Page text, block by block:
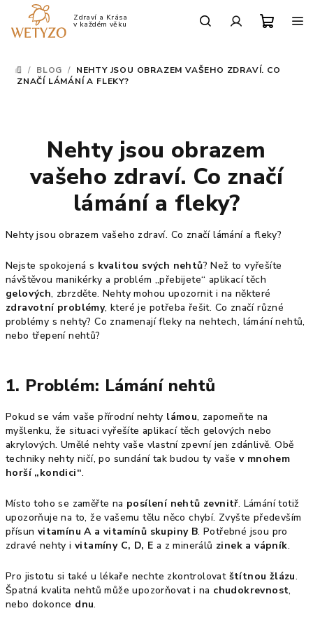
obsah
DOMŮ
/ BLOG / NEHTY JSOU OBRAZEM VAŠEHO ZDRAVÍ. CO
ZNAČÍ LÁMÁNÍ A FLEKY?
Nehty jsou obrazem
vašeho zdraví. Co značí
lámání a fleky?
Nehty jsou obrazem vašeho zdraví. Co značí lámání a fleky?
Nejste spokojená s kvalitou svých nehtů? Než to vyřešíte
návštěvou manikérky a problém „přebijete“ aplikací těch
gelových, zbrzděte. Nehty mohou upozornit i na některé
zdravotní problémy, které je potřeba řešit. Co značí různé
problémy s nehty? Co znamenají fleky na nehtech, lámání nehtů,
nebo třepení nehtů?
1. Problém: Lámání nehtů
Pokud se vám vaše přírodní nehty lámou, zapomeňte na
myšlenku, že situaci vyřešíte aplikací těch gelových nebo
akrylových. Umělé nehty vaše vlastní zpevní jen zdánlivě. Obě
techniky nehty ničí, po sundání tak budou ty vaše v mnohem
horší „kondici“.
Místo toho se zaměřte na posílení nehtů zevnitř. Lámání totiž
upozorňuje na to, že vašemu tělu něco chybí. Zvyšte především
přísun vitamínu A a vitamínů skupiny B. Potřebné jsou pro
zdravé nehty ivitamíny C, D, E a z minerálů zinek a vápník.
Pro jistotu si také u lékaře nechte zkontrolovat štítnou žlázu.
Špatná kvalita nehtů může upozorňovat i na chudokrevnost,
nebo dokonce dnu.